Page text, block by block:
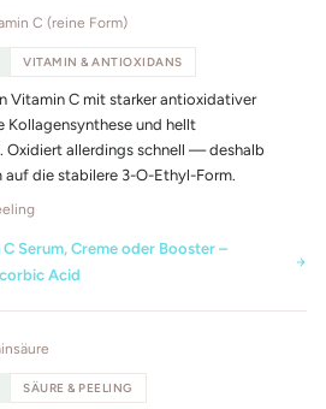
C (reine Form)
VITAMIN & ANTIOXIDANS
Vitamin C mit starker antioxidativer
Kollagensynthese und hellt
Oxidiert allerdings schnell — deshalb
auf die stabilere 3-O-Ethyl-Form.
Serum, Creme oder Booster –
Acid
SÄURE & PEELING